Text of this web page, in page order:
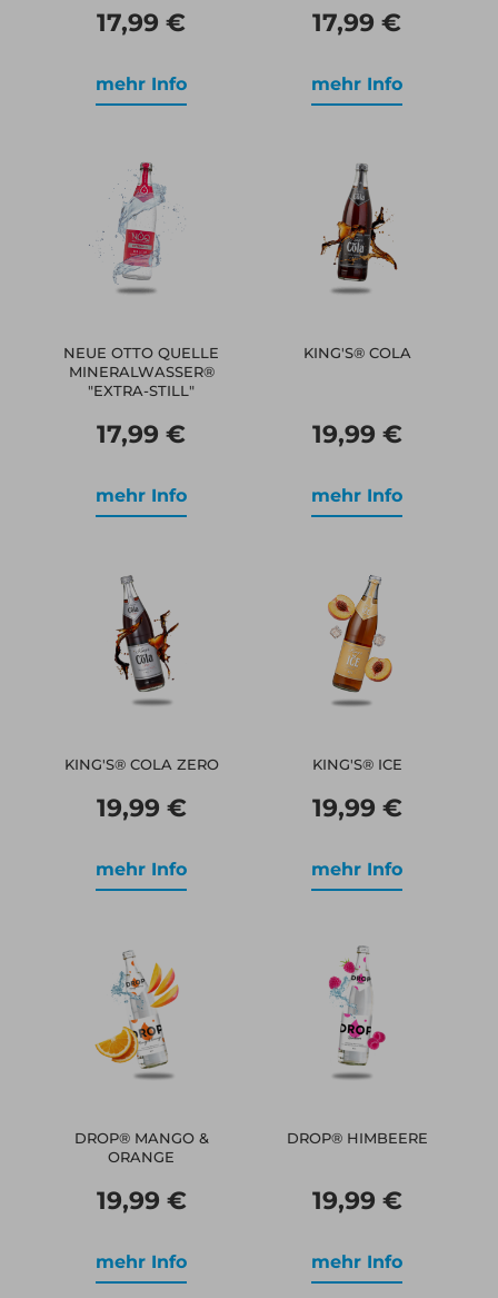
17,99 €
mehr Info
17,99 €
mehr Info
NEUE OTTO QUELLE
MINERALWASSER®
"EXTRA-STILL"
17,99 €
mehr Info
KING'S® COLA
19,99 €
mehr Info
KING'S® COLA ZERO
19,99 €
mehr Info
KING'S® ICE
19,99 €
mehr Info
DROP® MANGO &
ORANGE
19,99 €
mehr Info
DROP® HIMBEERE
19,99 €
mehr Info